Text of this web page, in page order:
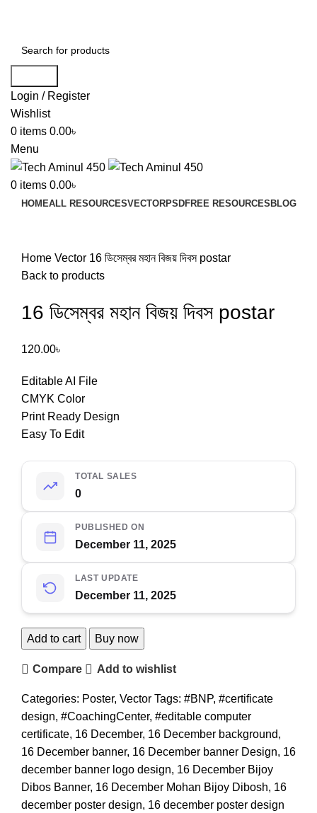
Login / Register
Wishlist
0 items 0.00৳
Menu
0 items 0.00৳
HOMEALL RESOURCESVECTORPSDFREE RESOURCES BLOG
Home Vector 16 ডিসেম্বর মহান বিজয় দিবস postar
Back to products
16 ডিসেম্বর মহান বিজয় দিবস postar
120.00৳
Editable AI File
CMYK Color
Print Ready Design
Easy To Edit
TOTAL SALES
0
PUBLISHED ON
December 11, 2025
LAST UPDATE
December 11, 2025
Add to cart Buy now
Compare Add to wishlist
Categories: Poster, Vector Tags: #BNP, #certificate
design, #CoachingCenter, #editable computer
certificate, 16 December, 16 December background,
16 December banner, 16 December banner Design, 16
december banner logo design, 16 December Bijoy
Dibos Banner, 16 December Mohan Bijoy Dibosh, 16
december poster design, 16 december poster design